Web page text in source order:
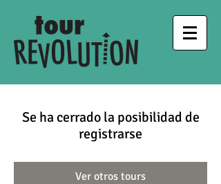
Se ha cerrado la posibilidad de
registrarse
Ver otros tours